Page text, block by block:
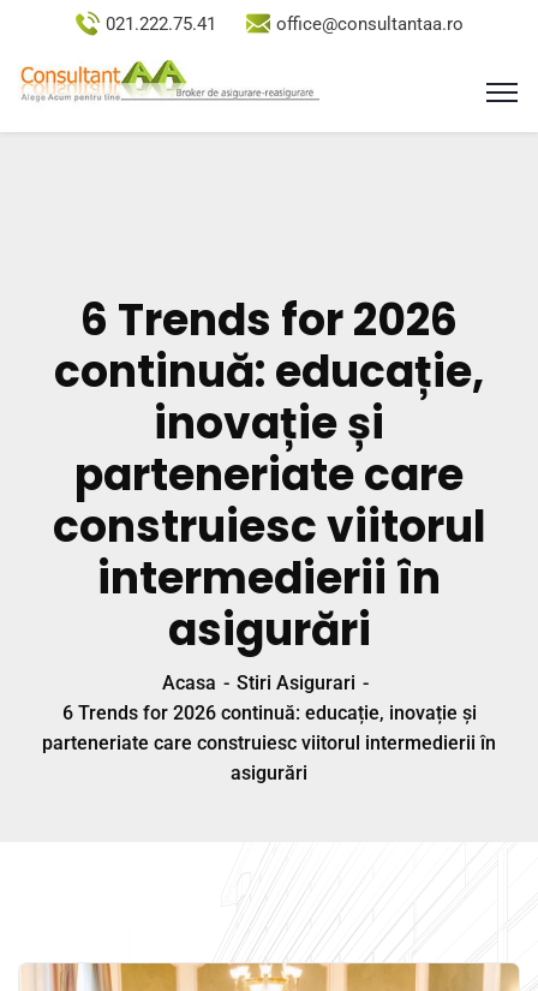
021.222.75.41 office@consultantaa.ro
6 Trends for 2026
continuă: educație,
inovație și
parteneriate care
construiesc viitorul
intermedierii în
asigurări
Acasa
Stiri Asigurari
6 Trends for 2026 continuă: educație, inovație și
parteneriate care construiesc viitorul intermedierii în
asigurări